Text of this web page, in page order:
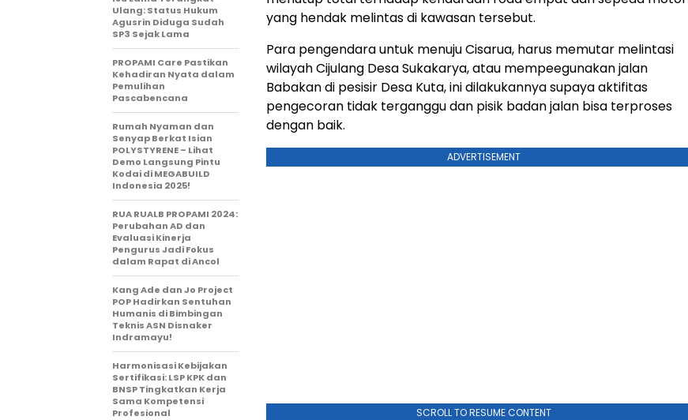
yang hendak melintas di kawasan tersebut.
Para pengendara untuk menuju Cisarua, harus memutar melintasi
wilayah Cijulang Desa Sukakarya, atau mempeegunakan jalan
Babakan di pesisir Desa Kuta, ini dilakukannya supaya aktifitas
pengecoran tidak terganggu dan pisik badan jalan bisa terproses
dengan baik.
ADVERTISEMENT
SCROLL TO RESUME CONTENT
Ulang: Status Hukum
Agusrin Diduga Sudah
SP3 Sejak Lama
PROPAMI Care Pastikan
Kehadiran Nyata dalam
Pemulihan
Pascabencana
Rumah Nyaman dan
Senyap Berkat Isian
POLYSTYRENE – Lihat
Demo Langsung Pintu
Kodai di MEGABUILD
Indonesia 2025!
RUA RUALB PROPAMI 2024:
Perubahan AD dan
Evaluasi Kinerja
Pengurus Jadi Fokus
dalam Rapat di Ancol
Kang Ade dan Jo Project
POP Hadirkan Sentuhan
Humanis di Bimbingan
Teknis ASN Disnaker
Indramayu!
Harmonisasi Kebijakan
Sertifikasi: LSP KPK dan
BNSP Tingkatkan Kerja
Sama Kompetensi
Profesional